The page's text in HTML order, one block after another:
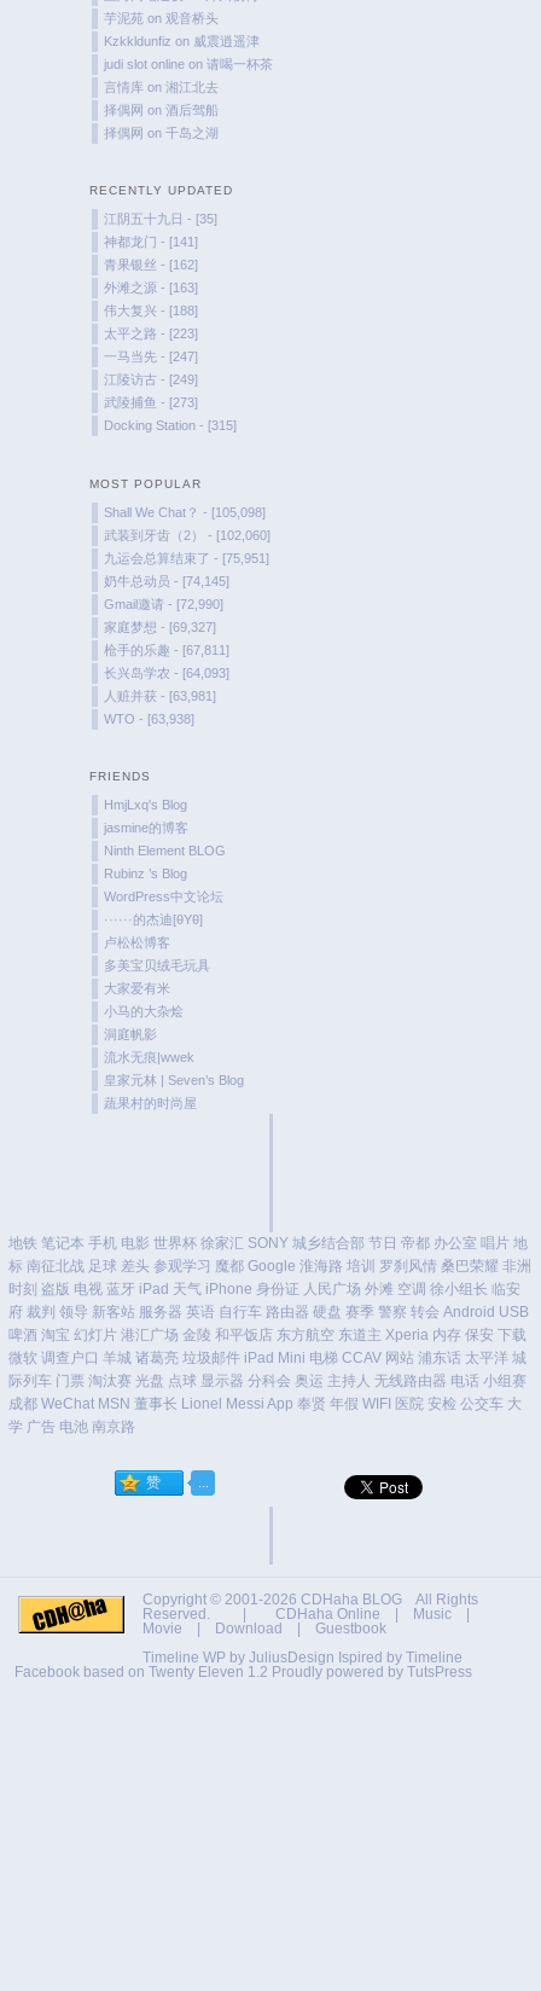
芋泥苑 on 观音桥头
Kzkkldunfiz on 威震逍遥津
judi slot online on请喝一杯茶
言情库 on湘江北去
择偶网 on酒后驾船
择偶网 on千岛之湖
RECENTLY UPDATED
江阴五十九日 - [35]
神都龙门 - [141]
青果银丝 - [162]
外滩之源 - [163]
伟大复兴 - [188]
太平之路 - [223]
一马当先 - [247]
江陵访古 - [249]
武陵捕鱼 - [273]
Docking Station - [315]
MOST POPULAR
Shall We Chat？ - [105,098]
武装到牙齿（2） - [102,060]
九运会总算结束了 - [75,951]
奶牛总动员 - [74,145]
Gmail邀请 - [72,990]
家庭梦想 - [69,327]
枪手的乐趣 - [67,811]
长兴岛学农 - [64,093]
人赃并获 - [63,981]
WTO - [63,938]
FRIENDS
HmjLxq's Blog
jasmine的博客
Ninth Element BLOG
Rubinz ’s Blog
WordPress中文论坛
······的杰迪[θYθ]
卢松松博客
多美宝贝绒毛玩具
大家爱有米
小马的大杂烩
洞庭帆影
流水无痕|wwek
皇家元林 | Seven’s Blog
蔬果村的时尚屋
地铁 笔记本 手机 电影 世界杯 徐家汇 SONY 城乡结合部 节日 帝都 办公室 唱片 地
标 南征北战 足球 差头 参观学习 魔都 Google 淮海路 培训 罗刹风情 桑巴荣耀 非洲
时刻 盗版 电视 蓝牙 iPad 天气 iPhone 身份证 人民广场 外滩 空调 徐小组长 临安
府 裁判 领导 新客站 服务器 英语 自行车 路由器 硬盘 赛季 警察 转会 Android USB
啤酒 淘宝 幻灯片 港汇广场 金陵 和平饭店 东方航空 东道主 Xperia 内存 保安 下载
微软 调查户口 羊城 诸葛亮 垃圾邮件 iPad Mini 电梯 CCAV 网站 浦东话 太平洋 城
际列车 门票 淘汰赛 光盘 点球 显示器 分科会 奥运 主持人 无线路由器 电话 小组赛
成都 WeChat MSN 董事长 Lionel Messi App 奉贤 年假 WIFI 医院 安检 公交车 大
学 广告 电池 南京路
Copyright © 2001-2026 CDHaha BLOG All Rights
Reserved. | CDHaha Online | Music |
Movie | Download | Guestbook
Timeline WP by JuliusDesign Ispired by Timeline
Facebook based on Twenty Eleven 1.2 Proudly powered by TutsPress